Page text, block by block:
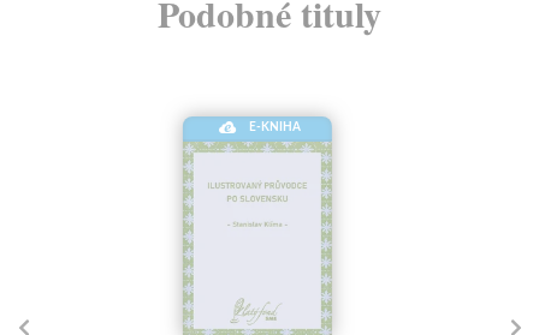
Podobné tituly
E-KNIHA